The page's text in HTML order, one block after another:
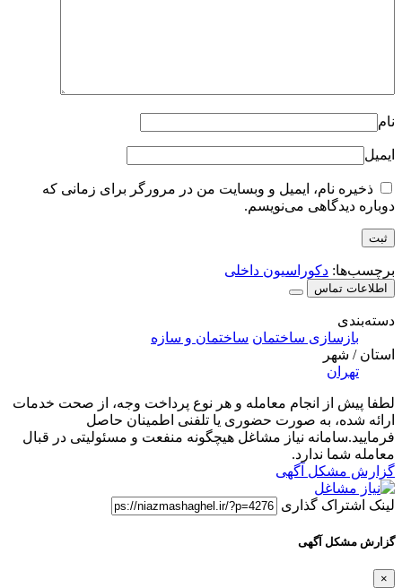
نام
ایمیل
ذخیره نام، ایمیل و وبسایت من در مرورگر برای زمانی که
دوباره دیدگاهی می‌نویسم.
برچسب‌ها: دکوراسیون داخلی
اطلاعات تماس
دسته‌بندی
بازسازی ساختمان ساختمان و سازه
استان / شهر
تهران
لطفا پیش از انجام معامله و هر نوع پرداخت وجه، از صحت خدمات
ارائه شده، به صورت حضوری یا تلفنی اطمینان حاصل
فرمایید.سامانه نیاز مشاغل هیچگونه منفعت و مسئولیتی در قبال
معامله شما ندارد.
گزارش مشکل آگهی
لینک اشتراک گذاری
گزارش مشکل آگهی
×